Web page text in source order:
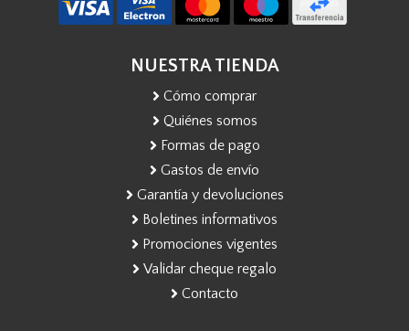
NUESTRA TIENDA
Cómo comprar
Quiénes somos
Formas de pago
Gastos de envío
Garantía y devoluciones
Boletines informativos
Promociones vigentes
Validar cheque regalo
Contacto